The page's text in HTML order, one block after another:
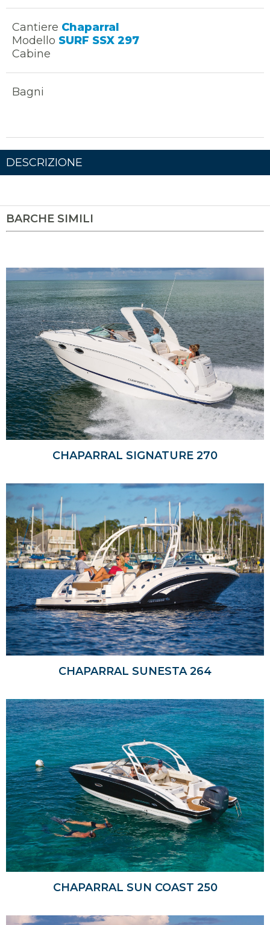
Cantiere Chaparral
Modello SURF SSX 297
Cabine
Bagni
DESCRIZIONE
BARCHE SIMILI
CHAPARRAL SIGNATURE 270
CHAPARRAL SUNESTA 264
CHAPARRAL SUN COAST 250